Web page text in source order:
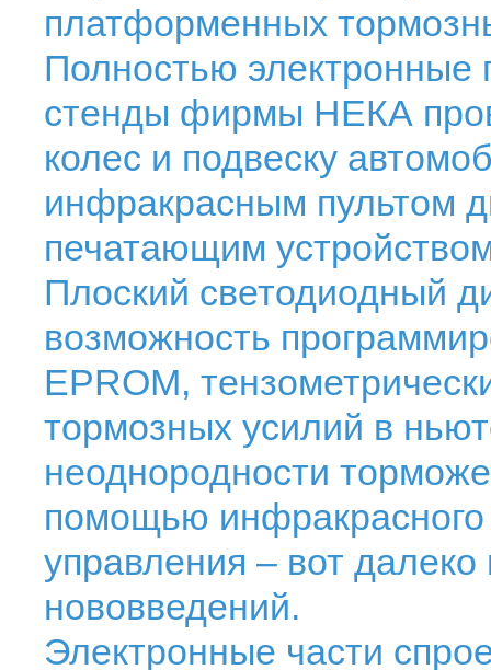
платформенных
Полностью
стенды фирмы НЕКА
колес и подвеску
инфракрасным пультом
печатающим
Плоский светодиодный
возможность
EPROM,
тормозных усилий в
неоднородности
помощью инфракрасного
управления – вот
нововведений.
Электронные части